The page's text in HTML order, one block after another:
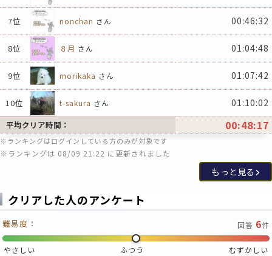
7位 nonchan さん 00:46:32
8位 ８月 さん 01:04:48
9位 morikaka さん 01:07:42
10位 t-sakura さん 01:10:02
平均クリア時間： 00:48:17
※ランキングはログインしている方のみが対象です
※ランキングは 08/09 21:22 に更新されました
もっと見る
クリアした人のアンケート
難易度： 回答 6件
やさしい ふつう むずかしい